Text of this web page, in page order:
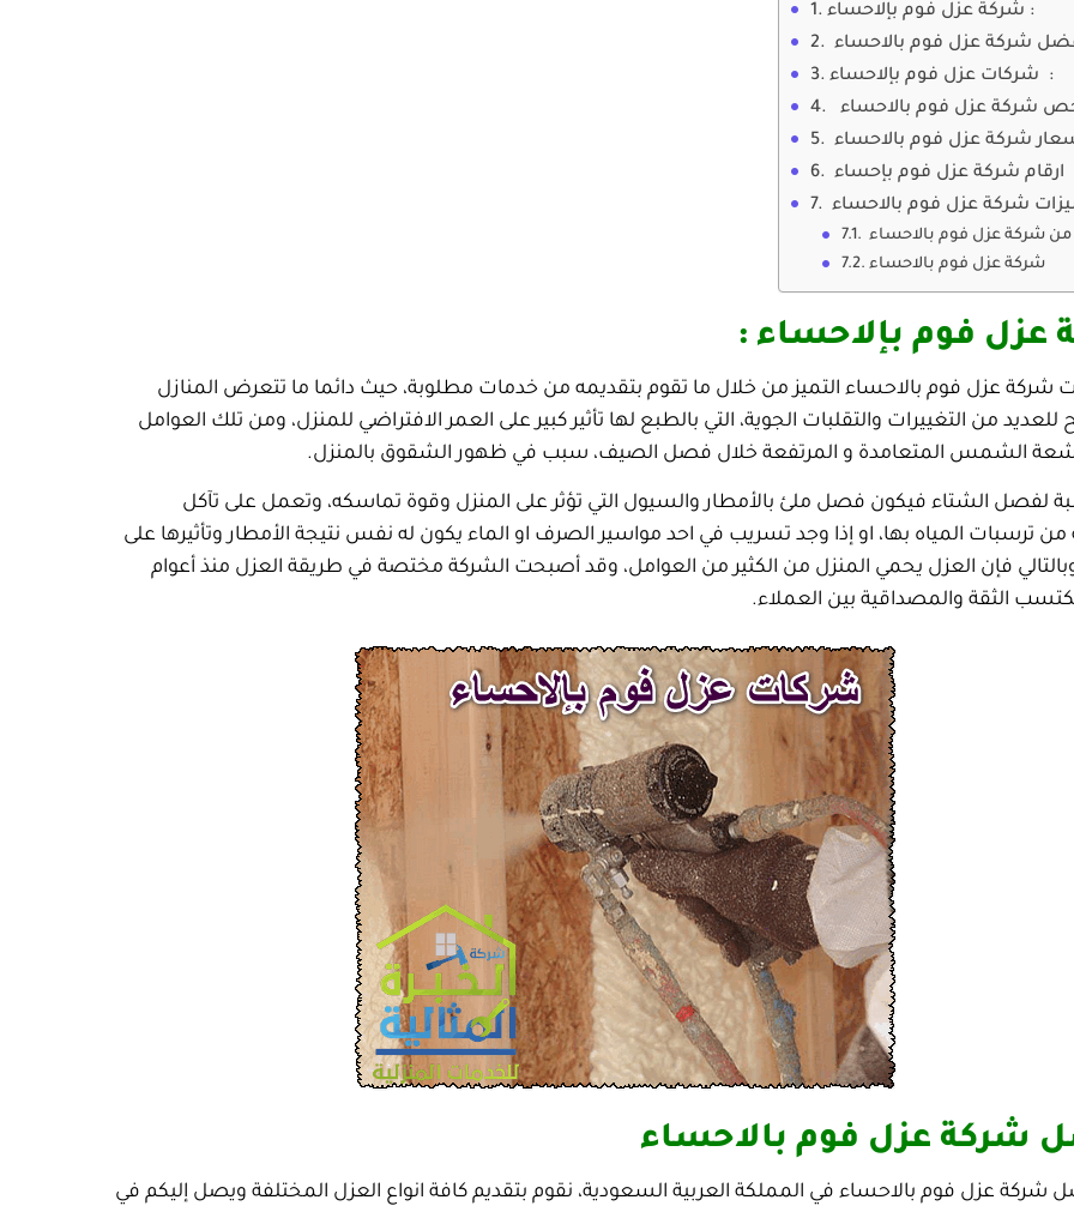
شركة عزل فوم بإلاحساء :
شركة عزل فوم بالاحساء
شركات عزل فوم بإلاحساء :
شركة عزل فوم بالاحساء
شركة عزل فوم بالاحساء
ارقام شركة عزل فوم بإحساء
شركة عزل فوم بالاحساء
من شركة عزل فوم بالاحساء
شركة عزل فوم بالاحساء
عزل فوم بإلاحساء :
شركة عزل فوم بالاحساء التميز من خلال ما تقوم بتقديمه من خدمات مطلوبة، حيث دائما ما تتعرض المنازل
من التغييرات والتقلبات الجوية، التي بالطبع لها تأثير كبير على العمر الافتراضي للمنزل، ومن تلك العوامل
أشعة الشمس المتعامدة و المرتفعة خلال فصل الصيف، سبب في ظهور الشقوق بالمنزل.
لفصل الشتاء فيكون فصل ملئ بالأمطار والسيول التي تؤثر على المنزل وقوة تماسكه، وتعمل على تآكل
من ترسبات المياه بها، او إذا وجد تسريب في احد مواسير الصرف او الماء يكون له نفس نتيجة الأمطار وتأثيرها على
فإن العزل يحمي المنزل من الكثير من العوامل، وقد أصبحت الشركة مختصة في طريقة العزل منذ أعوام
الثقة والمصداقية بين العملاء.
شركة عزل فوم بالاحساء
شركة عزل فوم بالاحساء في المملكة العربية السعودية، نقوم بتقديم كافة انواع العزل المختلفة ويصل إليكم في